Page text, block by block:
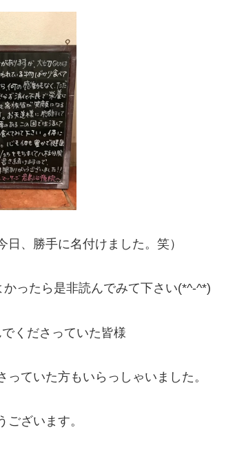
、勝手に名付けました。笑）
ったら是非読んでみて下さい(*^-^*)
くださっていた皆様
ていた方もいらっしゃいました。
ざいます。